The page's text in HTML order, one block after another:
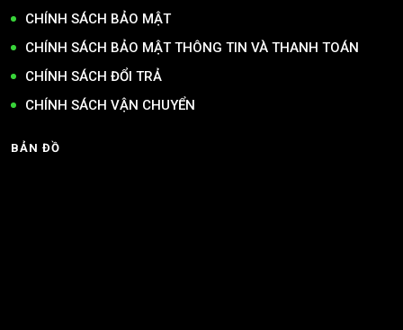
CHÍNH SÁCH BẢO MẬT
CHÍNH SÁCH BẢO MẬT THÔNG TIN VÀ THANH TOÁN
CHÍNH SÁCH ĐỔI TRẢ
CHÍNH SÁCH VẬN CHUYỂN
BẢN ĐỒ